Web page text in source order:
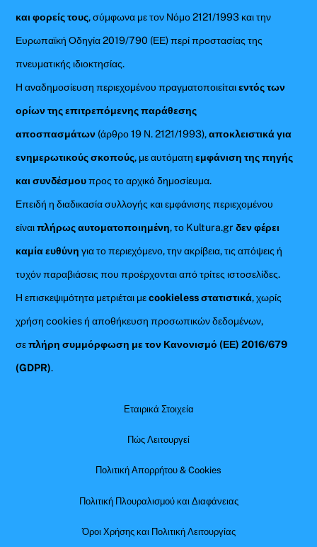
και φορείς τους, σύμφωνα με τον Νόμο 2121/1993 και την
Ευρωπαϊκή Οδηγία 2019/790 (ΕΕ) περί προστασίας της
πνευματικής ιδιοκτησίας.
Η αναδημοσίευση περιεχομένου πραγματοποιείταιεντός των
ορίων της επιτρεπόμενης παράθεσης
αποσπασμάτων (άρθρο 19 Ν. 2121/1993),αποκλειστικά για
ενημερωτικούς σκοπούς, με αυτόματηεμφάνιση της πηγής
και συνδέσμουπρος το αρχικό δημοσίευμα.
Επειδή η διαδικασία συλλογής και εμφάνισης περιεχομένου
είναιπλήρως αυτοματοποιημένη, το Kultura.grδεν φέρει
καμία ευθύνη για το περιεχόμενο, την ακρίβεια, τις απόψεις ή
τυχόν παραβιάσεις που προέρχονται από τρίτες ιστοσελίδες.
Η επισκεψιμότητα μετριέται μεcookieless στατιστικά, χωρίς
χρήση cookies ή αποθήκευση προσωπικών δεδομένων,
σεπλήρη συμμόρφωση με τον Κανονισμό (ΕΕ) 2016/679
(GDPR).
Εταιρικά Στοιχεία
Πώς Λειτουργεί
Πολιτική Απορρήτου & Cookies
Πολιτική Πλουραλισμού και Διαφάνειας
Όροι Χρήσης και Πολιτική Λειτουργίας